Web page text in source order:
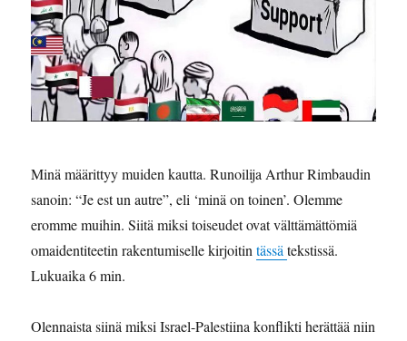
Minä määrittyy muiden kautta. Runoilija Arthur Rimbaudin
sanoin: “Je est un autre”, eli ‘minä on toinen’. Olemme
eromme muihin. Siitä miksi toiseudet ovat välttämättömiä
omaidentiteetin rakentumiselle kirjoitintässätekstissä.
Lukuaika 6 min.
Olennaista siinä miksi Israel-Palestiina konflikti herättää niin